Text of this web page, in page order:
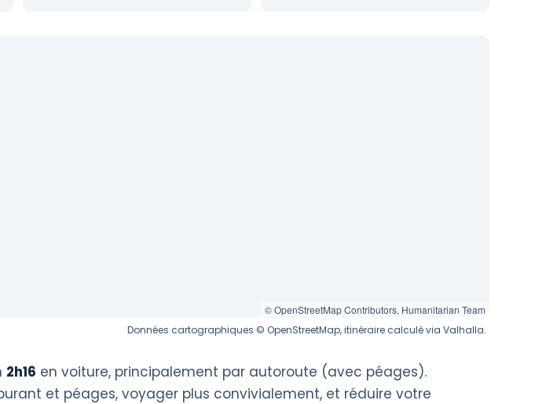
© OpenStreetMap Contributors, Humanitarian Team
Données cartographiques © OpenStreetMap, itinéraire calculé via Valhalla.
2h16 en voiture, principalement par autoroute (avec péages).
et péages, voyager plus convivialement, et réduire votre